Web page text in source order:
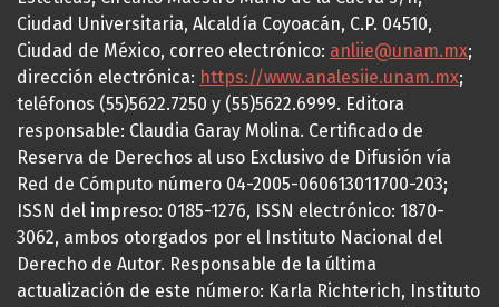
Ciudad Universitaria, Alcaldía Coyoacán, C.P. 04510,
Ciudad de México, correo electrónico: anliie@unam.mx;
dirección electrónica: https://www.analesiie.unam.mx;
teléfonos (55)5622.7250 y (55)5622.6999. Editora
responsable: Claudia Garay Molina. Certificado de
Reserva de Derechos al uso Exclusivo de Difusión vía
Red de Cómputo número 04-2005-060613011700-203;
ISSN del impreso: 0185-1276, ISSN electrónico: 1870-
3062, ambos otorgados por el Instituto Nacional del
Derecho de Autor. Responsable de la última
actualización de este número: Karla Richterich, Instituto